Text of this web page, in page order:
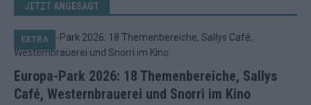
JETZT ANGESAGT
Europa-Park 2026: 18 Themenbereiche, Sallys
Café, Westernbrauerei und Snorri im Kino
EXTRA